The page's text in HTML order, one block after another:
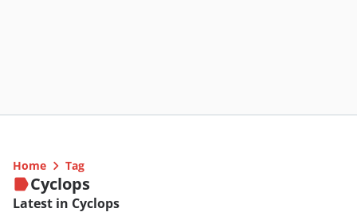
Home Tag
Cyclops
Latest in Cyclops